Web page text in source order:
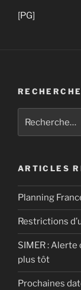
[PG]
ARTICLES
Planning
Restrictions
SIMER :
plus tôt
Prochaines